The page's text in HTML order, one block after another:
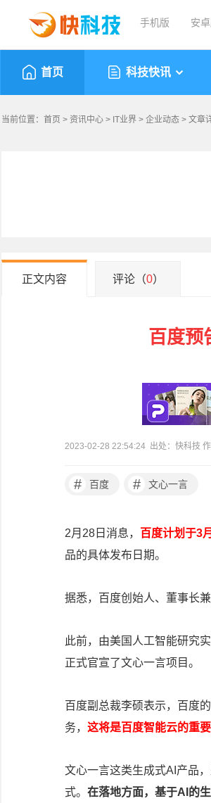
手机版 安
首页 科技快讯
当前位置： 首页 > 资讯中心 > IT业界 > 企业动态 > 文章
正文内容 评论（0）
百度预
2023-02-28 22:54:24 出处：快科技 作
# 百度 # 文心一言
2月28日消息， 百度计划于3
品的具体发布日期。
据悉，百度创始人、董事长
此前，由美国人工智能研究
正式官宣了文心一言项目。
百度副总裁李硕表示，百度
务， 这将是百度智能云的重
文心一言这类生成式AI产品
式。 在落地方面，基于AI的